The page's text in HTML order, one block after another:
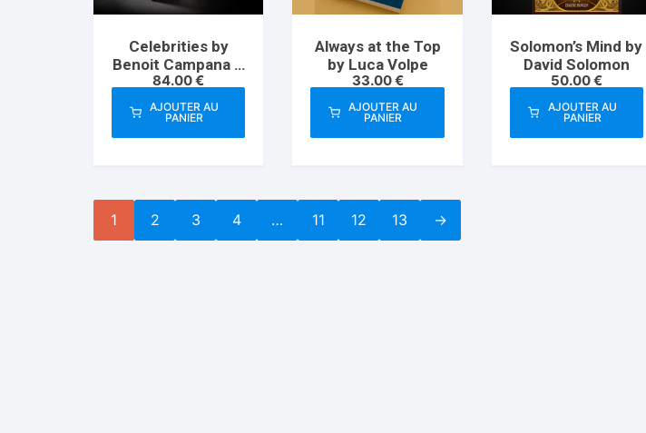
Celebrities by
Benoit Campana &
Marchand de
trucs
84.00€
AJOUTER AU
PANIER
Always at the Top
by Luca Volpe
33.00€
AJOUTER AU
PANIER
Solomon’s Mind by
David Solomon
50.00€
AJOUTER AU
PANIER
1 2 3 4 … 11 12 13 →